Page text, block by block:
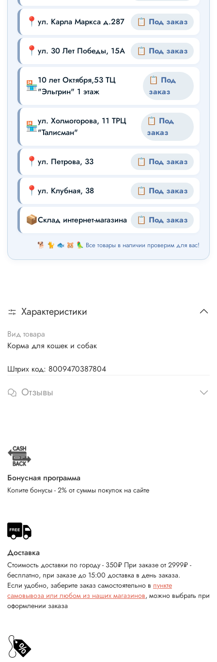
📍 ул. Карла Маркса д.287 📋 Под заказ
📍 ул. 30 Лет Победы, 15А 📋 Под заказ
🏪10 лет Октября,53 ТЦ
"Эльгрин" 1 этаж
📋 Под
заказ
🏪ул. Холмогорова, 11 ТРЦ
"Талисман"
📋 Под
заказ
📍 ул. Петрова, 33 📋 Под заказ
📍 ул. Клубная, 38 📋 Под заказ
📦Склад интернет-магазина 📋 Под заказ
🐕 🐈 🐟 🐹 🦜 Все товары в наличии проверим для вас!
Характеристики
Вид товара
Корма для кошек и собак
Штрих код: 8009470387804
Отзывы
Бонусная программа
Копите бонусы - 2% от суммы покупок на сайте
Доставка
Стоимость доставки по городу - 350₽ При заказе от 2999₽ -
бесплатно, при заказе до 15:00 доставка в день заказа.
Если удобно, заберите заказ самостоятельно в пункте
самовывоза или любом из наших магазинов, можно выбрать при
оформлении заказа